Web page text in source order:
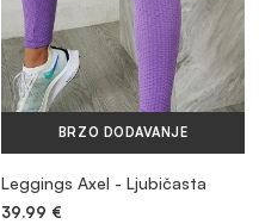
BRZO DODAVANJE
Leggings Axel - Ljubičasta
39.99 €